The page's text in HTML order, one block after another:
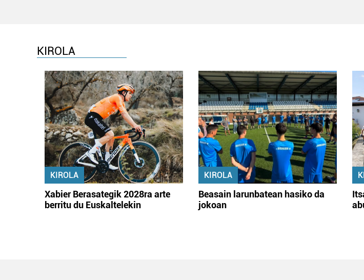
KIROLA
KIROLA
Xabier Berasategik 2028ra arte
berritu du Euskaltelekin
KIROLA
Beasain larunbatean hasiko da
jokoan